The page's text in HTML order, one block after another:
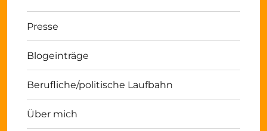
Presse
Blogeinträge
Berufliche/politische Laufbahn
Über mich